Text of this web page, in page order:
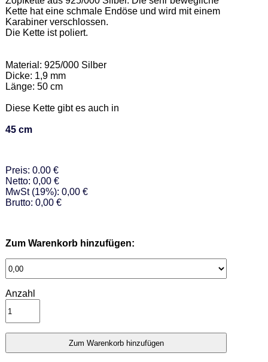
Kette hat eine schmale Endöse und wird mit einem
Karabiner verschlossen.
Die Kette ist poliert.
Material: 925/000 Silber
Dicke: 1,9 mm
Länge: 50 cm
Diese Kette gibt es auch in
45 cm
Preis: 0.00 €
Netto: 0,00 €
MwSt (19%): 0,00 €
Brutto: 0,00 €
Zum Warenkorb hinzufügen:
Anzahl